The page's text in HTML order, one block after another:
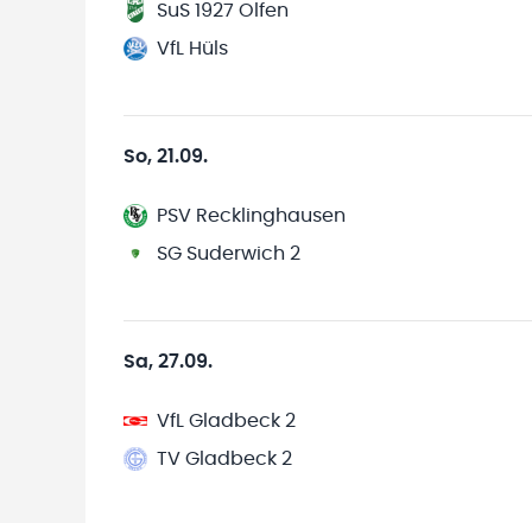
SuS 1927 Olfen
VfL Hüls
So, 21.09.
PSV Recklinghausen
SG Suderwich 2
Sa, 27.09.
VfL Gladbeck 2
TV Gladbeck 2